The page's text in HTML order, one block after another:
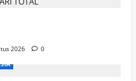
2026
0